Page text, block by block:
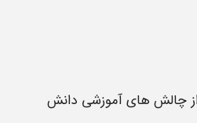
چالش های آموزشی دانش